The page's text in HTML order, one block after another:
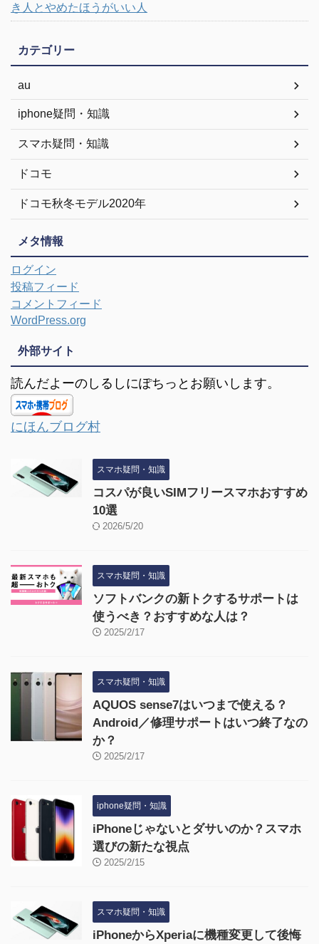
き人とやめたほうがいい人
カテゴリー
au
iphone疑問・知識
スマホ疑問・知識
ドコモ
ドコモ秋冬モデル2020年
メタ情報
ログイン
投稿フィード
コメントフィード
WordPress.org
外部サイト
読んだよーのしるしにぽちっとお願いします。
にほんブログ村
スマホ疑問・知識
コスパが良いSIMフリースマホおすすめ
10選
2026/5/20
スマホ疑問・知識
ソフトバンクの新トクするサポートは
使うべき？おすすめな人は？
2025/2/17
スマホ疑問・知識
AQUOS sense7はいつまで使える？
Android／修理サポートはいつ終了なの
か？
2025/2/17
iphone疑問・知識
iPhoneじゃないとダサいのか？スマホ
選びの新たな視点
2025/2/15
スマホ疑問・知識
iPhoneからXperiaに機種変更して後悔